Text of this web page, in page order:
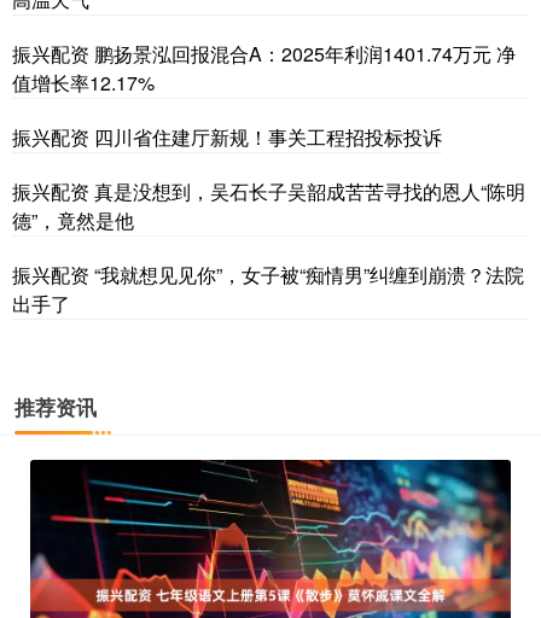
振兴配资 鹏扬景泓回报混合A：2025年利润1401.74万元 净
值增长率12.17%
振兴配资 四川省住建厅新规！事关工程招投标投诉
振兴配资 真是没想到，吴石长子吴韶成苦苦寻找的恩人“陈明
德”，竟然是他
振兴配资 “我就想见见你”，女子被“痴情男”纠缠到崩溃？法院
出手了
推荐资讯